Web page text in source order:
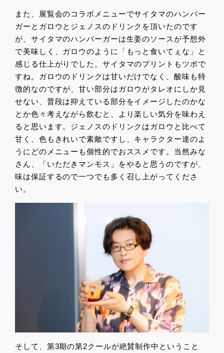
また、展覧会のコラボメニューでサイタマのハンバー
ガーとガロウとジェノスのドリンクを頂いたのです
が、サイタマのハンバーガーは生姜のソースが予想外
で美味しく、ガロウのように「もっと食いてぇな」と
感じる仕上がりでした。サイタマのプリントもツボで
すね。ガロウのドリンクは甘いだけでなく、酸味も特
徴的なのですが、甘い部分はガロウがタレオにしか見
せない、普段は抑えている部分をイメージしたのかな
とか色々考えながら飲むと、より楽しい気分を味わえ
ると思います。ジェノスのドリンクはガロウと比べて
甘く、色もきれいで素敵ですし、キャラクター達のよ
うにどのメニューも個性的でおススメです。当然みな
さん、「いただきマンモス」をやると思うのですが、
味は保証するので一つでも多く召し上がってくださ
い。
そして、第3期の第2クールが絶賛制作中ということ